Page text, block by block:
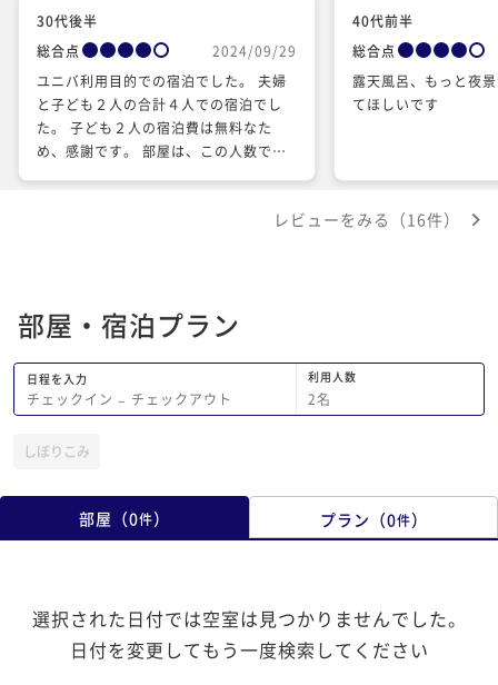
30代後半
総合点
2024/09/29
ユニバ利用目的での宿泊でした。 夫婦
と子ども２人の合計４人での宿泊でし
た。 子ども２人の宿泊費は無料なた
め、感謝です。 部屋は、この人数です
ていると、こぼれており、何でかな？と
見てみると、落とした訳ではなく、ひび
割れているプラスチックのコップでした
(-_-;) 大浴場は、清潔感もあり満足で
す。 多国籍利用のためか、シャワーの
用者側の問題もあるようですが。 大人
と思います。
40代前半
総合点
露天風呂、もっと夜
てほしいです
レビューをみる（16件）
部屋・宿泊プラン
日程を入力
チェックイン − チェックアウト
利用人数
2名
しぼりこみ
部屋 （0件） プラン （0件）
選択された日付では空室は見つかりませんでした。
日付を変更してもう一度検索してください